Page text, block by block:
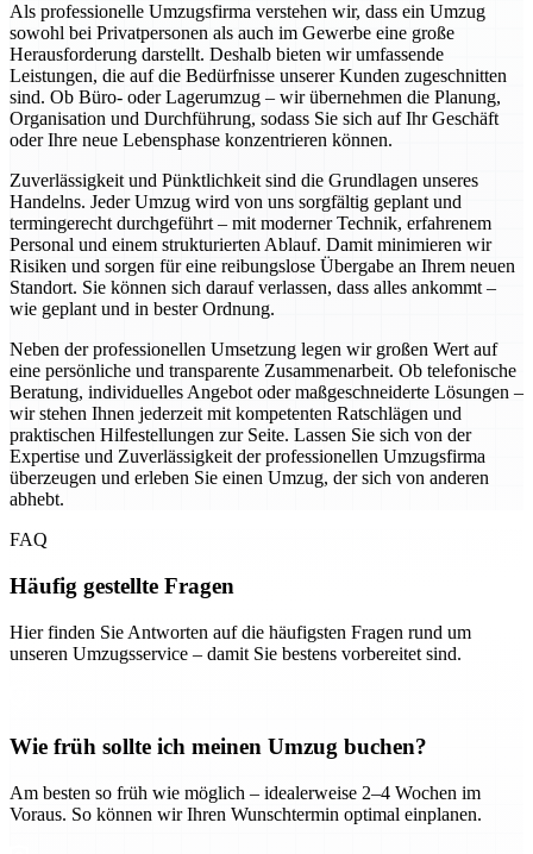
Als professionelle Umzugsfirma verstehen wir, dass ein Umzug
sowohl bei Privatpersonen als auch im Gewerbe eine große
Herausforderung darstellt. Deshalb bieten wir umfassende
Leistungen, die auf die Bedürfnisse unserer Kunden zugeschnitten
sind. Ob Büro- oder Lagerumzug – wir übernehmen die Planung,
Organisation und Durchführung, sodass Sie sich auf Ihr Geschäft
oder Ihre neue Lebensphase konzentrieren können.
Zuverlässigkeit und Pünktlichkeit sind die Grundlagen unseres
Handelns. Jeder Umzug wird von uns sorgfältig geplant und
termingerecht durchgeführt – mit moderner Technik, erfahrenem
Personal und einem strukturierten Ablauf. Damit minimieren wir
Risiken und sorgen für eine reibungslose Übergabe an Ihrem neuen
Standort. Sie können sich darauf verlassen, dass alles ankommt –
wie geplant und in bester Ordnung.
Neben der professionellen Umsetzung legen wir großen Wert auf
eine persönliche und transparente Zusammenarbeit. Ob telefonische
Beratung, individuelles Angebot oder maßgeschneiderte Lösungen –
wir stehen Ihnen jederzeit mit kompetenten Ratschlägen und
praktischen Hilfestellungen zur Seite. Lassen Sie sich von der
Expertise und Zuverlässigkeit der professionellen Umzugsfirma
überzeugen und erleben Sie einen Umzug, der sich von anderen
abhebt.
FAQ
Häufig gestellte Fragen
Hier finden Sie Antworten auf die häufigsten Fragen rund um
unseren Umzugsservice – damit Sie bestens vorbereitet sind.
Wie früh sollte ich meinen Umzug buchen?
Am besten so früh wie möglich – idealerweise 2–4 Wochen im
Voraus. So können wir Ihren Wunschtermin optimal einplanen.